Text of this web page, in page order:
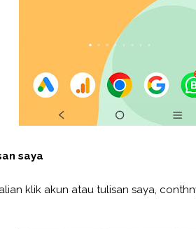
saya
klik akun atau tulisan saya,